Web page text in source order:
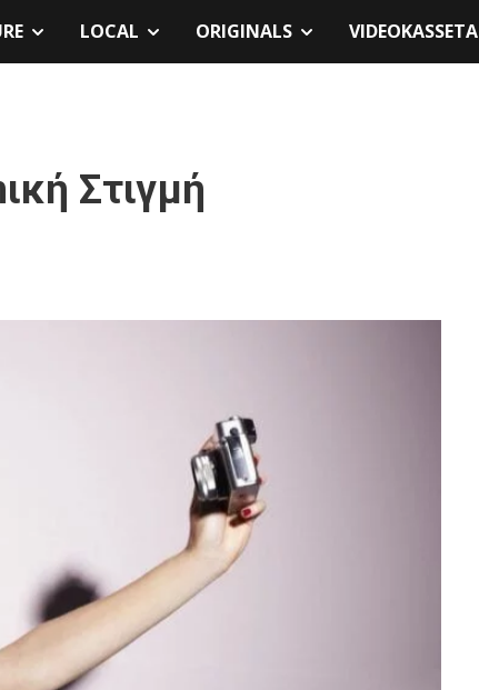
LOCAL ORIGINALS VIDEOKASSETA
Στιγμή